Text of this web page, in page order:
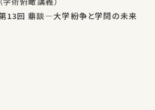
第13回 鼎談―大学紛争と学問の未来